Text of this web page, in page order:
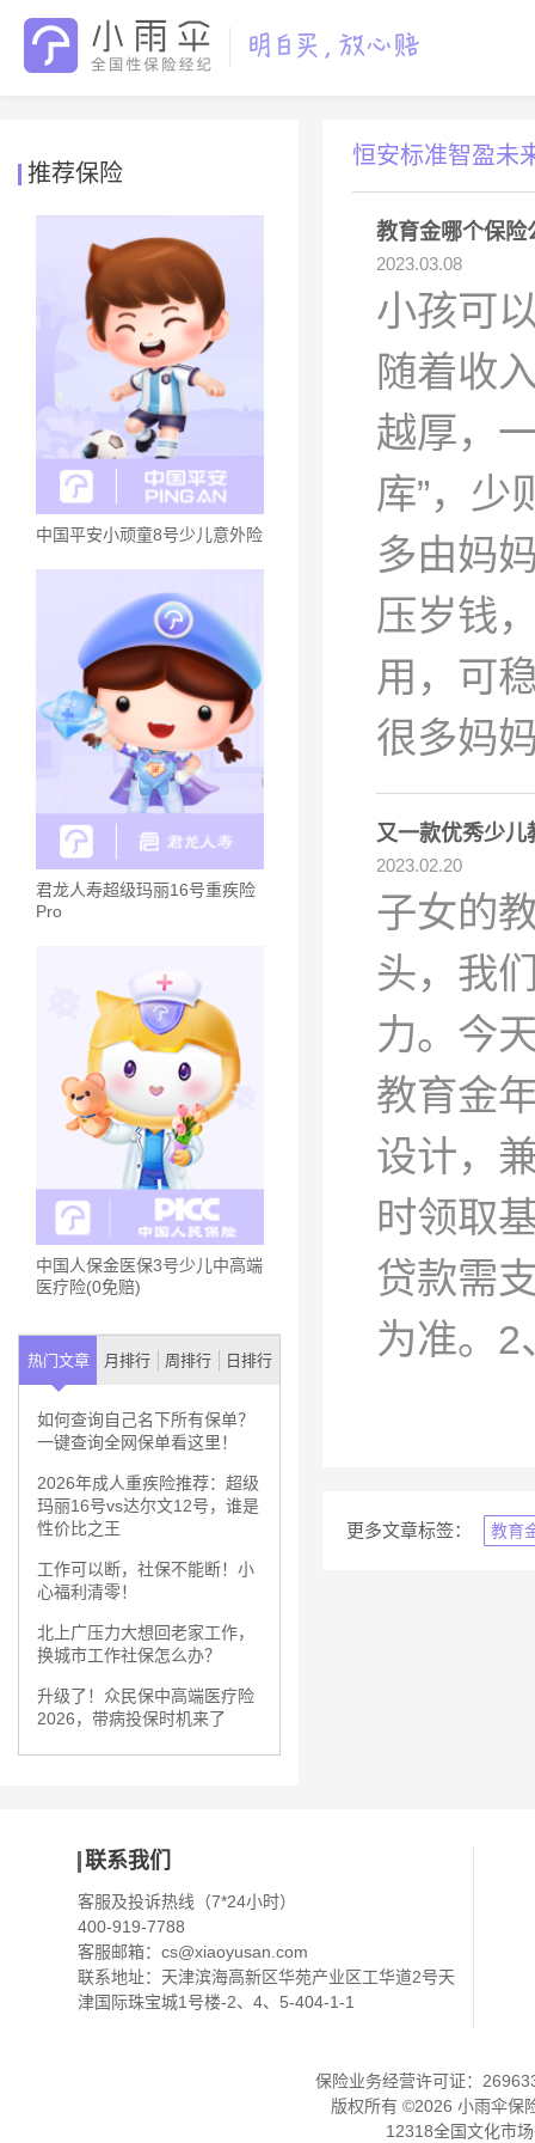
推荐保险
中国平安小顽童8号少儿意外险
君龙人寿超级玛丽16号重疾险
Pro
中国人保金医保3号少儿中高端
医疗险(0免赔)
热门文章 月排行 周排行 日排行
如何查询自己名下所有保单？
一键查询全网保单看这里！
2026年成人重疾险推荐：超级
玛丽16号vs达尔文12号，谁是
性价比之王
工作可以断，社保不能断！小
心福利清零！
北上广压力大想回老家工作，
换城市工作社保怎么办？
升级了！众民保中高端医疗险
2026，带病投保时机来了
恒安标准智盈未
教育金哪个保险
2023.03.08
小孩可
随着收
越厚，
库”，少
多由妈
压岁钱
用，可
很多妈
又一款优秀少儿
2023.02.20
子女的
头，我
力。今
教育金
设计，
时领取
贷款需
为准。2
更多文章标签： 教育
联系我们
客服及投诉热线（7*24小时）
400-919-7788
客服邮箱： cs@xiaoyusan.com
联系地址：天津滨海高新区华苑产业区工华道2号天
津国际珠宝城1号楼-2、4、5-404-1-1
保险业务经营许可证：
版权所有 ©2026 小雨伞保
12318全国文化市